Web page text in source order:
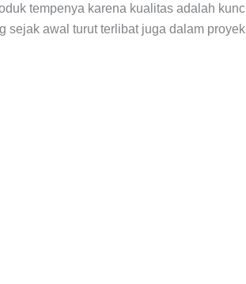
tempenya karena kualitas adalah
awal turut terlibat juga dalam